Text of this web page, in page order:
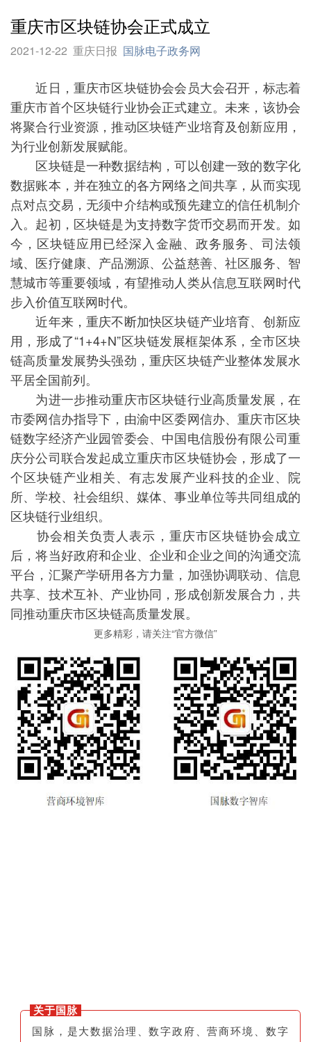
重庆市区块链协会正式成立
2021-12-22 重庆日报 国脉电子政务网
近日，重庆市区块链协会会员大会召开，标志着
重庆市首个区块链行业协会正式建立。未来，该协会
将聚合行业资源，推动区块链产业培育及创新应用，
为行业创新发展赋能。
区块链是一种数据结构，可以创建一致的数字化
数据账本，并在独立的各方网络之间共享，从而实现
点对点交易，无须中介结构或预先建立的信任机制介
入。起初，区块链是为支持数字货币交易而开发。如
今，区块链应用已经深入金融、政务服务、司法领
域、医疗健康、产品溯源、公益慈善、社区服务、智
慧城市等重要领域，有望推动人类从信息互联网时代
步入价值互联网时代。
近年来，重庆不断加快区块链产业培育、创新应
用，形成了“1+4+N”区块链发展框架体系，全市区块
链高质量发展势头强劲，重庆区块链产业整体发展水
平居全国前列。
为进一步推动重庆市区块链行业高质量发展，在
市委网信办指导下，由渝中区委网信办、重庆市区块
链数字经济产业园管委会、中国电信股份有限公司重
庆分公司联合发起成立重庆市区块链协会，形成了一
个区块链产业相关、有志发展产业科技的企业、院
所、学校、社会组织、媒体、事业单位等共同组成的
区块链行业组织。
协会相关负责人表示，重庆市区块链协会成立
后，将当好政府和企业、企业和企业之间的沟通交流
平台，汇聚产学研用各方力量，加强协调联动、信息
共享、技术互补、产业协同，形成创新发展合力，共
同推动重庆市区块链高质量发展。
更多精彩，请关注“官方微信”
关于国脉
国脉，是大数据治理、数字政府、营商环境、数字